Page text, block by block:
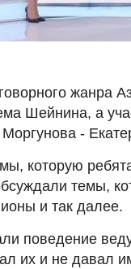
жанра
Шейнина, а
Моргунова -
которую
темы,
и так далее.
поведение
их и не давал